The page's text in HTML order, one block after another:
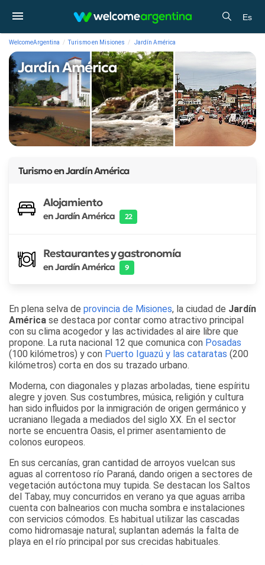
Es
WelcomeArgentina Turismo en Misiones Jardín América
Jardín América
Turismo enJardín América
Alojamiento
en Jardín América 22
Restaurantes y gastronomía
en Jardín América 9
En plena selva de provincia de Misiones, la ciudad de Jardín
América se destaca por contar como atractivo principal
con su clima acogedor y las actividades al aire libre que
propone. La ruta nacional 12 que comunica con Posadas
(100 kilómetros) y con Puerto Iguazú y las cataratas (200
kilómetros) corta en dos su trazado urbano.
Moderna, con diagonales y plazas arboladas, tiene espíritu
alegre y joven. Sus costumbres, música, religión y cultura
han sido influidos por la inmigración de origen germánico y
ucraniano llegada a mediados del siglo XX. En el sector
norte se encuentra Oasis, el primer asentamiento de
colonos europeos.
En sus cercanías, gran cantidad de arroyos vuelcan sus
aguas al correntoso río Paraná, dando origen a sectores de
vegetación autóctona muy tupida. Se destacan los Saltos
del Tabay, muy concurridos en verano ya que aguas arriba
cuenta con balnearios con mucha sombra e instalaciones
con servicios cómodos. Es habitual utilizar las cascadas
como hidromasaje natural; suplantan además la falta de
playa en el río principal por sus crecidas habituales.